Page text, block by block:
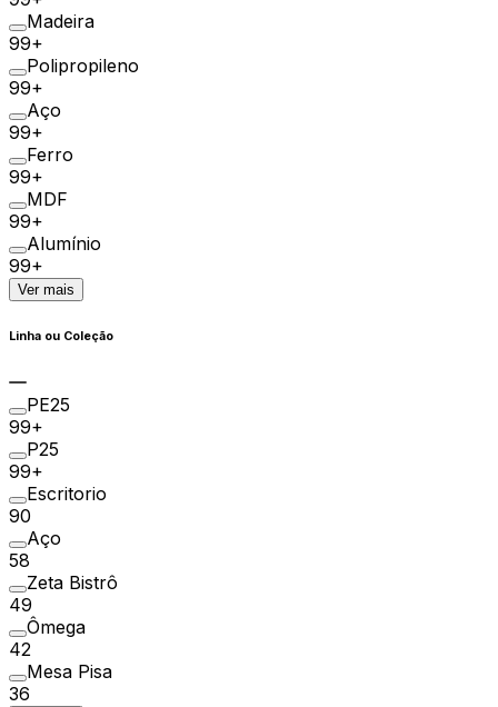
Madeira
99+
Polipropileno
99+
Aço
99+
Ferro
99+
MDF
99+
Alumínio
99+
Ver mais
Linha ou Coleção
PE25
99+
P25
99+
Escritorio
90
Aço
58
Zeta Bistrô
49
Ômega
42
Mesa Pisa
36